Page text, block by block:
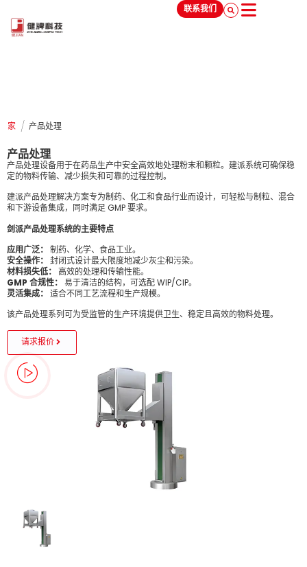
联系我们
家 / 产品处理
产品处理
产品处理设备用于在药品生产中安全高效地处理粉末和颗粒。建派系统可确保稳
定的物料传输、减少损失和可靠的过程控制。
建派产品处理解决方案专为制药、化工和食品行业而设计，可轻松与制粒、混合
和下游设备集成，同时满足 GMP 要求。
剑派产品处理系统的主要特点
应用广泛： 制药、化学、食品工业。
安全操作： 封闭式设计最大限度地减少灰尘和污染。
材料损失低： 高效的处理和传输性能。
GMP 合规性： 易于清洁的结构，可选配 WIP/CIP。
灵活集成： 适合不同工艺流程和生产规模。
该产品处理系列可为受监管的生产环境提供卫生、稳定且高效的物料处理。
请求报价